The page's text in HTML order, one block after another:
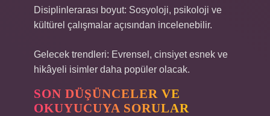
Disiplinlerarası boyut: Sosyoloji, psikoloji ve
kültürel çalışmalar açısından incelenebilir.
Gelecek trendleri: Evrensel, cinsiyet esnek ve
hikâyeli isimler daha popüler olacak.
SON DÜŞÜNCELER VE
OKUYUCUYA SORULAR